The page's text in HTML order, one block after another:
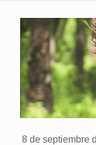
8 de septiembre